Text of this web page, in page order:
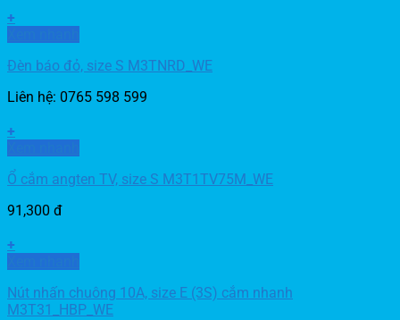
+
Đèn báo đỏ, size S M3TNRD_WE
Liên hệ: 0765 598 599
+
Ổ cắm angten TV, size S M3T1TV75M_WE
91,300 đ
+
Nút nhấn chuông 10A, size E (3S) cắm nhanh
M3T31_HBP_WE